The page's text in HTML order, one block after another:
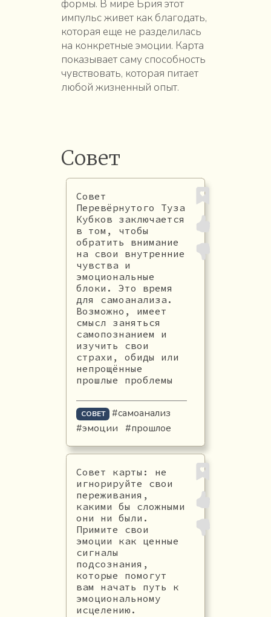
формы. В мире Брия этот
импульс живет как благодать,
которая еще не разделилась
на конкретные эмоции. Карта
показывает саму способность
чувствовать, которая питает
любой жизненный опыт.
Совет
Совет
Перевёрнутого Туза
Кубков заключается
в том, чтобы
обратить внимание
на свои внутренние
чувства и
эмоциональные
блоки. Это время
для самоанализа.
Возможно, имеет
смысл заняться
самопознанием и
изучить свои
страхи, обиды или
непрощённые
прошлые проблемы
СОВЕТ
#самоанализ
#эмоции #прошлое
Совет карты: не
игнорируйте свои
переживания,
какими бы сложными
они ни были.
Примите свои
эмоции как ценные
сигналы
подсознания,
которые помогут
вам начать путь к
эмоциональному
исцелению.